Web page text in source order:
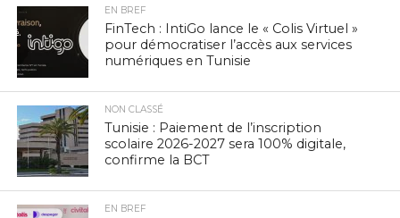
EN BREF
FinTech : IntiGo lance le « Colis Virtuel »
pour démocratiser l’accès aux services
numériques en Tunisie
NON CLASSÉ
Tunisie : Paiement de l’inscription
scolaire 2026-2027 sera 100% digitale,
confirme la BCT
EN BREF